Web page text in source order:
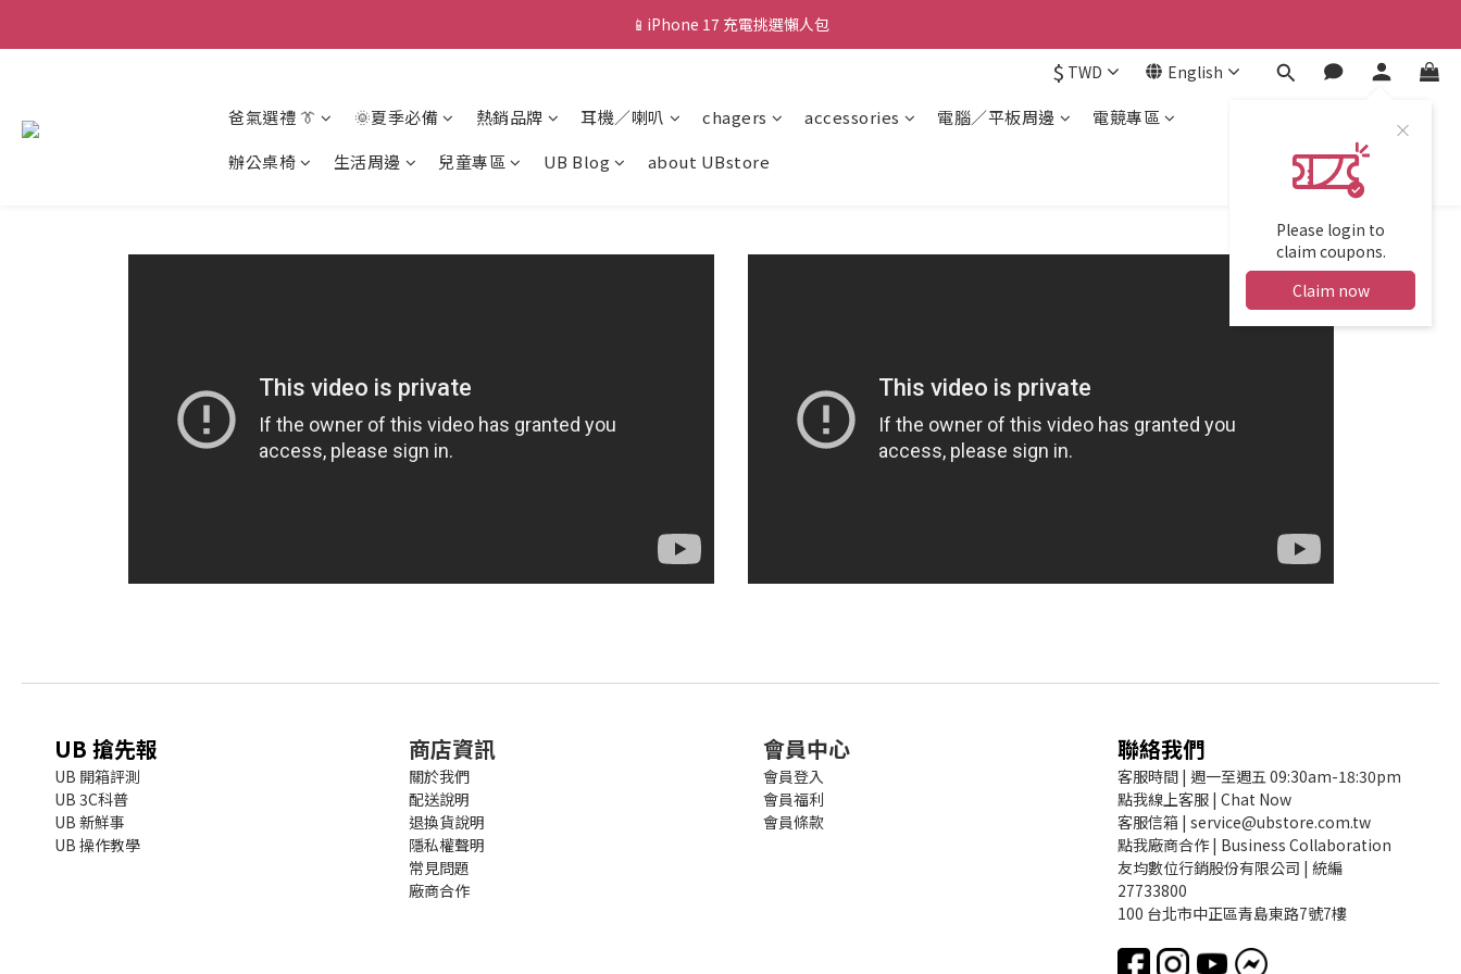
💰新會員送 $88 購物金
📱iPhone 17 充電挑選懶人包
$ TWD English
Please login to
claim coupons.
Claim now
爸氣選禮 👔 🌞夏季必備 熱銷品牌 耳機／喇叭 chagers accessories 電腦／平板周邊
電競專區
辦公桌椅
生活周邊 兒童專區 UB Blog about UBstore
UB 搶先報
UB 開箱評測
UB 3C科普
UB 新鮮事
UB 操作教學
商店資訊
關於我們
配送說明
退換貨說明
隱私權聲明
常見問題
廠商合作
會員中心
會員登入
會員福利
會員條款
聯絡我們
客服時間 | 週一至週五 09:30am-18:30pm
點我線上客服 | Chat Now
客服信箱 | service@ubstore.com.tw
點我廠商合作 | Business Collaboration
友均數位行銷股份有限公司 | 統編
27733800
100 台北市中正區青島東路7號7樓